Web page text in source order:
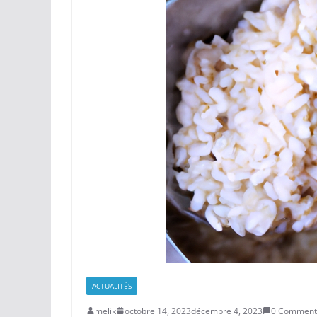
ACTUALITÉS
melik octobre 14, 2023décembre 4, 2023 0